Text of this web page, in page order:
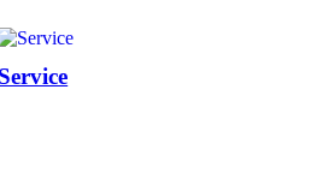
Service